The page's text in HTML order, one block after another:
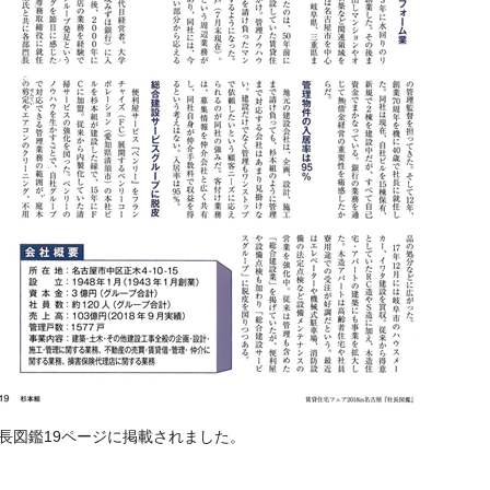
図鑑19ページに掲載されました。